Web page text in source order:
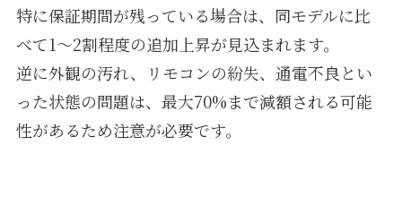
特に保証期間が残っている場合は、同モデルに比
べて1〜2割程度の追加上昇が見込まれます。
逆に外観の汚れ、リモコンの紛失、通電不良とい
った状態の問題は、最大70%まで減額される可能
性があるため注意が必要です。